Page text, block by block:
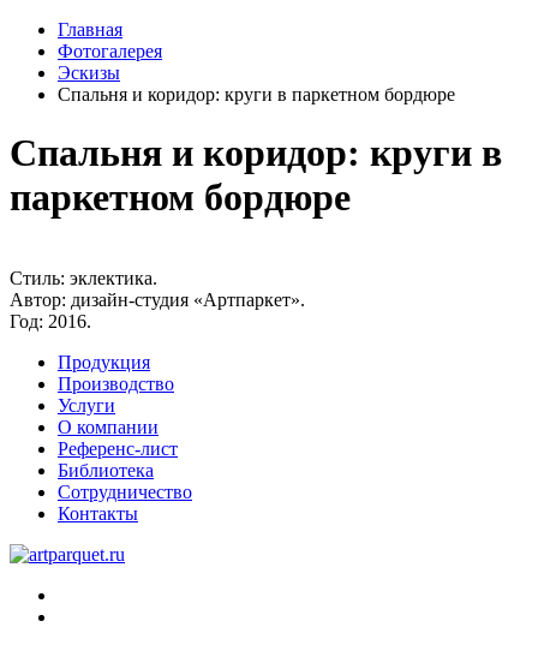
Главная
Фотогалерея
Эскизы
Спальня и коридор: круги в паркетном бордюре
Спальня и коридор: круги в
паркетном бордюре
Стиль: эклектика.
Автор: дизайн-студия «Артпаркет».
Год: 2016.
Продукция
Производство
Услуги
О компании
Референс-лист
Библиотека
Сотрудничество
Контакты